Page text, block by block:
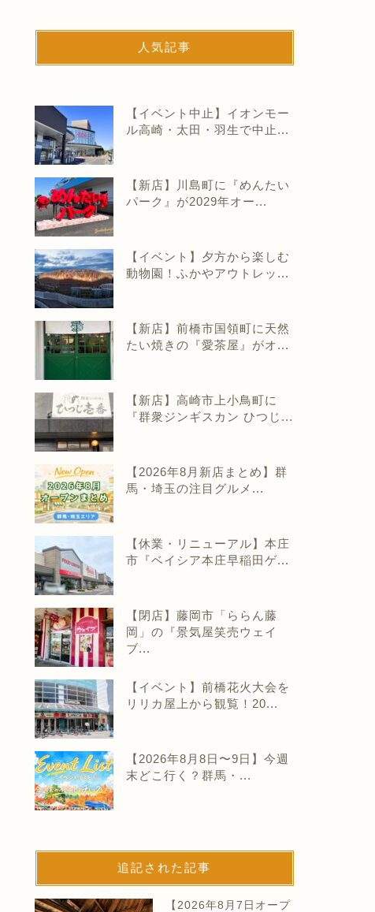
人気記事
【イベント中止】イオンモー
ル高崎・太田・羽生で中止...
【新店】川島町に『めんたい
パーク』が2029年オー...
【イベント】夕方から楽しむ
動物園！ふかやアウトレッ...
【新店】前橋市国領町に天然
たい焼きの『愛茶屋』がオ...
【新店】高崎市上小鳥町に
『群衆ジンギスカン ひつじ...
【2026年8月新店まとめ】群
馬・埼玉の注目グルメ...
【休業・リニューアル】本庄
市『ベイシア本庄早稲田ゲ...
【閉店】藤岡市「ららん藤
岡」の『景気屋笑売ウェイ
ブ...
【イベント】前橋花火大会を
リリカ屋上から観覧！20...
【2026年8月8日〜9日】今週
末どこ行く？群馬・...
追記された記事
【2026年8月7日オープ